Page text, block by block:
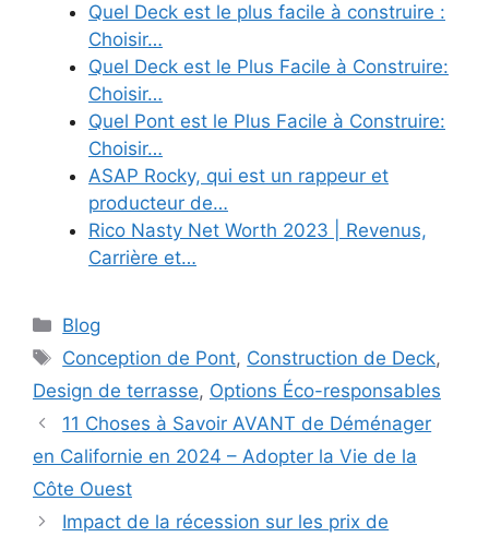
Quel Deck est le plus facile à construire :
Choisir…
Quel Deck est le Plus Facile à Construire:
Choisir…
Quel Pont est le Plus Facile à Construire:
Choisir…
ASAP Rocky, qui est un rappeur et
producteur de…
Rico Nasty Net Worth 2023 | Revenus,
Carrière et…
Categories
Blog
Tags
Conception de Pont, Construction de Deck,
Design de terrasse, Options Éco-responsables
11 Choses à Savoir AVANT de Déménager
en Californie en 2024 – Adopter la Vie de la
Côte Ouest
Impact de la récession sur les prix de